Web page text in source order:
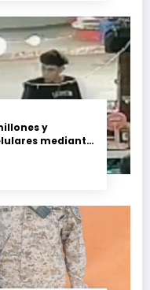
y
mediante